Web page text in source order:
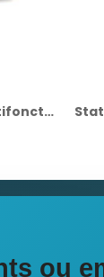
Station météo personnalisé multifonction finition bambou TURKU
ou